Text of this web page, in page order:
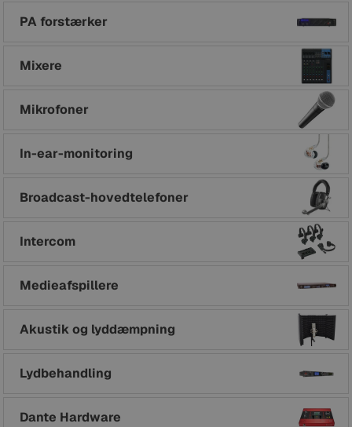
PA forstærker
Mixere
Mikrofoner
In-ear-monitoring
Broadcast-hovedtelefoner
Intercom
Medieafspillere
Akustik og lyddæmpning
Lydbehandling
Dante Hardware